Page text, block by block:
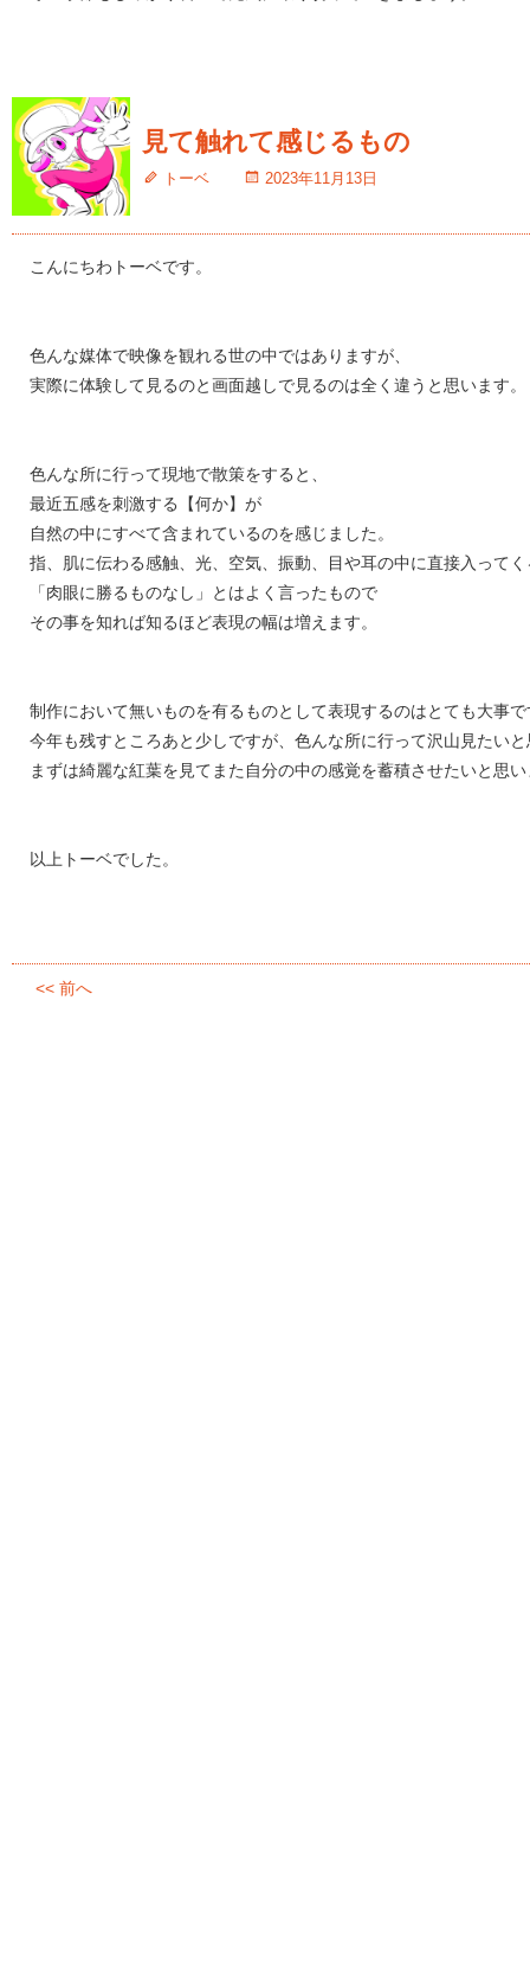
見て触れて感じるもの
トーベ 2023年11月13日
こんにちわトーベです。
色んな媒体で映像を観れる世の中ではありますが、
実際に体験して見るのと画面越しで見るのは全く違うと思います。
色んな所に行って現地で散策をすると、
最近五感を刺激する【何か】が
自然の中にすべて含まれているのを感じました。
指、肌に伝わる感触、光、空気、振動、目や耳の中に直接入って
「肉眼に勝るものなし」とはよく言ったもので
その事を知れば知るほど表現の幅は増えます。
制作において無いものを有るものとして表現するのはとても大事で
今年も残すところあと少しですが、色んな所に行って沢山見たい
まずは綺麗な紅葉を見てまた自分の中の感覚を蓄積させたいと思
以上トーベでした。
<< 前へ